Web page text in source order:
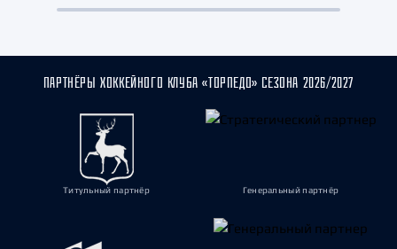
ПАРТНЁРЫ ХОККЕЙНОГО КЛУБА «ТОРПЕДО» СЕЗОНА 2026/2027
Титульный партнёр Генеральный партнёр